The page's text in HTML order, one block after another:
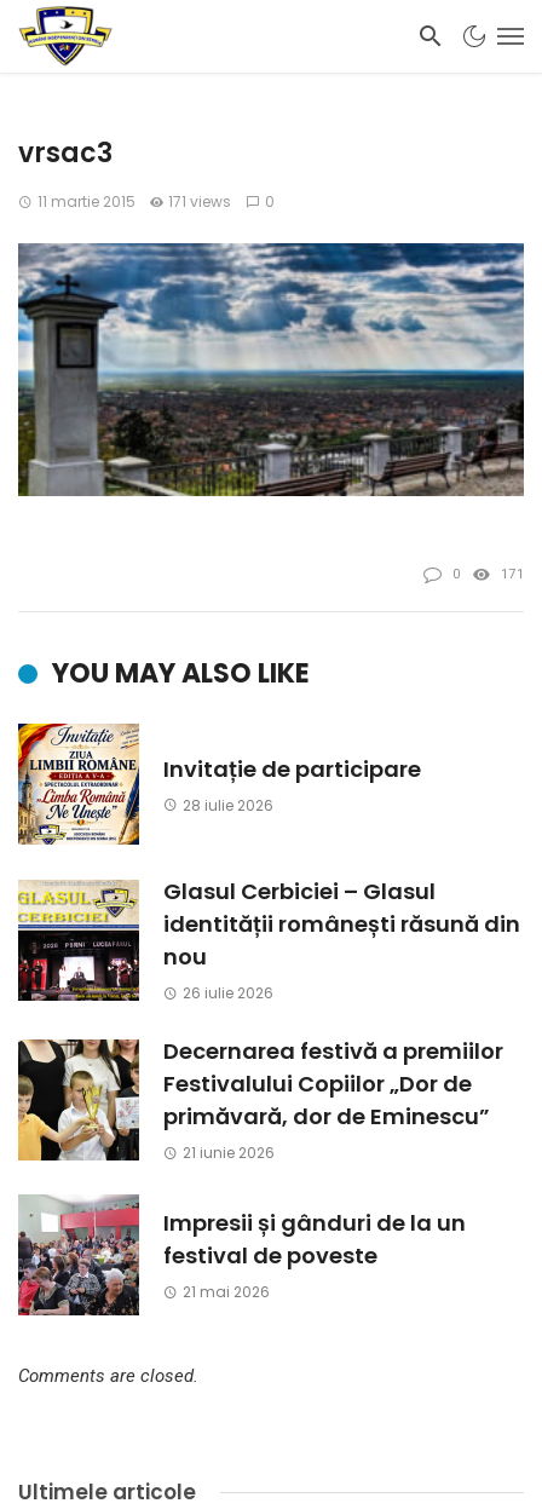
vrsac3
11 martie 2015 171 views 0
0 171
YOU MAY ALSO LIKE
Invitație de participare
28 iulie 2026
Glasul Cerbiciei – Glasul
identității românești răsună din
nou
26 iulie 2026
Decernarea festivă a premiilor
Festivalului Copiilor „Dor de
primăvară, dor de Eminescu”
21 iunie 2026
Impresii și gânduri de la un
festival de poveste
21 mai 2026
Comments are closed.
Ultimele articole